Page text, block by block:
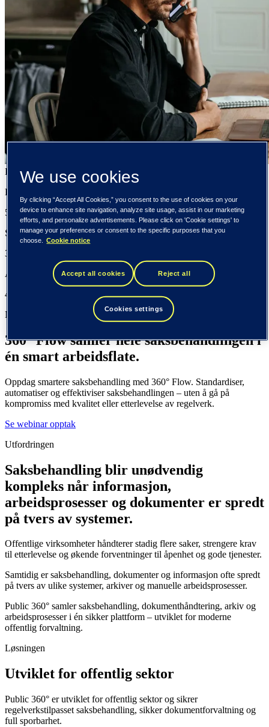
Derfor velger kundene Public 360°
Daglige brukere av Public 360°
500 000 +
Spesialister på offentlig sektor
300 +
Års erfaring fra offentlig sektor
40 +
Nyheter lansert i Public 360° versjon 6.10
360° Flow samler hele saksbehandlingen ​i
én smart arbeidsflate.
Oppdag smartere saksbehandling med 360° Flow. Standardiser,
automatiser og effektiviser saksbehandlingen – uten å gå på
kompromiss med kvalitet eller etterlevelse av regelverk.
Se webinar opptak
Utfordringen
Saksbehandling blir unødvendig
kompleks når informasjon,
arbeidsprosesser og dokumenter er spredt
på tvers av systemer.
Offentlige virksomheter håndterer stadig flere saker, strengere krav
til etterlevelse og økende forventninger til åpenhet og gode tjenester.
Samtidig er saksbehandling, dokumenter og informasjon ofte spredt
på tvers av ulike systemer, arkiver og manuelle arbeidsprosesser.
Public 360° samler saksbehandling, dokumenthåndtering, arkiv og
arbeidsprosesser i én sikker plattform – utviklet for moderne
offentlig forvaltning.
Løsningen
Utviklet for offentlig sektor
Public 360° er utviklet for offentlig sektor og sikrer
regelverkstilpasset saksbehandling, sikker dokumentforvaltning og
full sporbarhet.
We use cookies
By clicking “Accept All Cookies,” you consent to the use of cookies on your
device to enhance site navigation, analyze site usage, assist in our marketing
efforts, and personalize advertisements. Please click on 'Cookie settings' to
manage your preferences or consent to the specific purposes that you
choose.
Cookie notice
Accept all cookies Reject all
Cookies settings